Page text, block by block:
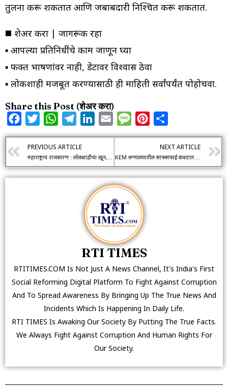
तुलना करू शकतात आणि जबाबदारी निश्चित करू शकतात.
◼️ शेअर करा | जागरूक रहा
▪️ आपल्या प्रतिनिधींचे काम जाणून घ्या
▪️ फक्त भाषणांवर नाही, डेटावर विश्वास ठेवा
▪️ लोकशाही मजबूत करण्यासाठी ही माहिती सर्वांपर्यंत पोहोचवा.
Share this Post (शेअर करा)
FacebookTwitterWhatsAppTelegramLinkedIn
Email MessagePinterest
PREVIOUS ARTICLE
महाराष्ट्राचं राजकारण : लोकशाहीचा खून, सत्ताधाऱ्यांचा माज आणि जनतेची शरणागती
NEXT ARTICLE
KEM रुग्णालयातील साफसफाई कंत्राटात अनियमिततेचा आरोप; RTI माहिती देण्यात दिरंगाईचा मुद्दा ऐरणीवर
RTI TIMES
RTITIMES.COM Is Not Just A News Channel, It's India's First
Social Reforming Digital Platform To Fight Against Corruption
And To Spread Awareness By Bringing Up The True News And
Incidents Which Is Happening In Daily Life.
RTI TIMES Is Awaking Our Society By Putting The True Facts.
We Always Fight Against Corruption And Human Rights For
Our Society.